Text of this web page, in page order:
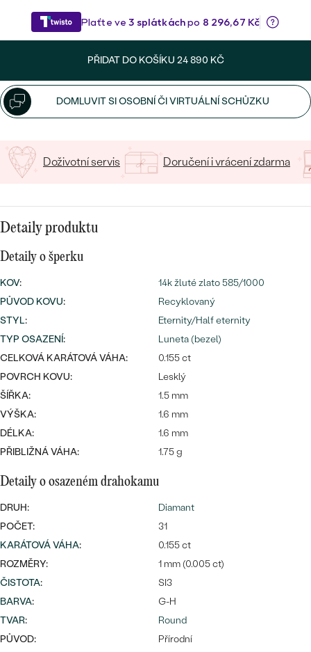
Nejprodávanější
snubní prsteny
PROHLÉDNOUT
SALT AND PEPPER DIAMANT
DRAHOKAM
DLE MATERIÁLU
ZLATO
PLATINA
Wave kolekce
PROHLÉDNOUT
S DIAMANTY
S DRAHOKAMY
S LAB-GROWN DIAMANTY
S PERLAMI
DLE STYLU
SYMBOLICKÉ
MINIMALISTICKÉ
PODLE PŘÍLEŽITOSTI
PODLE BARVY
PODLE TVARU KAMENE
NA MÍRU
DIAMANTY
LUXUSNÍ
Nejprodávanější
náušnice
PROHLÉDNOUT
DLE CENY
CENOVĚ DOSTUPNÉ
LUXUSNÍ
Personalizované
OBJEVIT
CENOVĚ DOSTUPNÉ
Nejprodávanější
PROHLÉDNOUT
PŘIDAT DO KOŠÍKU 24 890 KČ
DOMLUVIT SI OSOBNÍ ČI VIRTUÁLNÍ SCHŮZKU
Doživotní servis Doručení i vrácení zdarma
Detaily produktu
Detaily o šperku
KOV:
14k žluté zlato 585/1000
PŮVOD KOVU:
Recyklovaný
STYL:
Eternity/Half eternity
TYP OSAZENÍ:
Luneta (bezel)
CELKOVÁ KARÁTOVÁ VÁHA:
0.155 ct
POVRCH KOVU:
Lesklý
ŠÍŘKA:
1.5 mm
VÝŠKA:
1.6 mm
DÉLKA:
1.6 mm
PŘIBLIŽNÁ VÁHA:
1.75 g
Detaily o osazeném drahokamu
DRUH:
Diamant
POČET:
31
KARÁTOVÁ VÁHA:
0.155 ct
ROZMĚRY:
1 mm (0.005 ct)
ČISTOTA:
SI3
BARVA:
G-H
TVAR:
Round
PŮVOD:
Přírodní